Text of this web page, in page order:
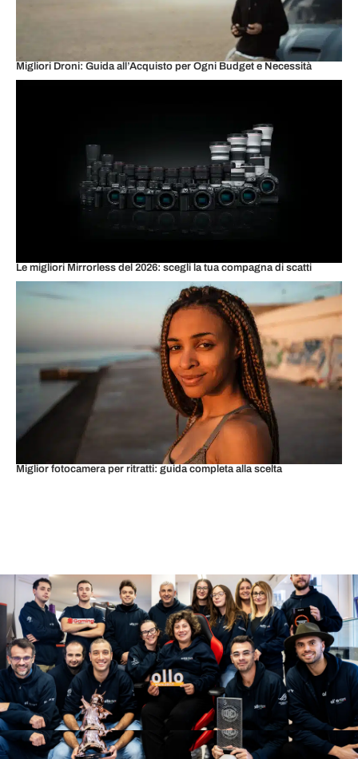
Migliori Droni: Guida all’Acquisto per Ogni Budget e Necessità
Le migliori Mirrorless del 2026: scegli la tua compagna di scatti
Miglior fotocamera per ritratti: guida completa alla scelta